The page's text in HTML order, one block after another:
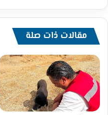
في
الجامعة
الاسلامية
شانتابورام
مقالات ذات صلة